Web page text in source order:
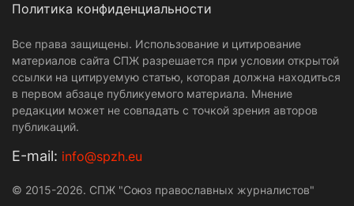
Политика конфиденциальности
Все права защищены. Использование и цитирование
материалов сайта СПЖ разрешается при условии открытой
ссылки на цитируемую статью, которая должна находиться
в первом абзаце публикуемого материала. Мнение
редакции может не совпадать с точкой зрения авторов
публикаций.
Е-mail: info@spzh.eu
© 2015-2026. СПЖ "Союз православных журналистов"